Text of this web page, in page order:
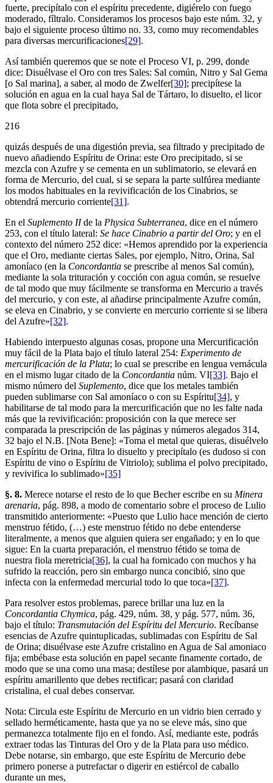
fuerte, precipítalo con el espíritu precedente, digiérelo con fuego
moderado, fíltralo. Consideramos los procesos bajo este núm. 32, y
bajo el siguiente proceso último no. 33, como muy recomendables
para diversas mercurificaciones[29].
Así también queremos que se note el Proceso VI, p. 299, donde
dice: Disuélvase el Oro con tres Sales: Sal común, Nitro y Sal Gema
[o Sal marina], a saber, al modo de Zwelfer[30]; precipítese la
solución en agua en la cual haya Sal de Tártaro, lo disuelto, el licor
que flota sobre el precipitado,
216
quizás después de una digestión previa, sea filtrado y precipitado de
nuevo añadiendo Espíritu de Orina: este Oro precipitado, si se
mezcla con Azufre y se cementa en un sublimatorio, se elevará en
forma de Mercurio, del cual, si se separa la parte sulfúrea mediante
los modos habituales en la revivificación de los Cinabrios, se
obtendrá mercurio corriente[31].
En el Suplemento IIde la Physica Subterranea, dice en el número
253, con el título lateral: Se hace Cinabrio a partir del Oro; y en el
contexto del número 252 dice: «Hemos aprendido por la experiencia
que el Oro, mediante ciertas Sales, por ejemplo, Nitro, Orina, Sal
amoníaco (en la Concordantia se prescribe al menos Sal común),
mediante la sola trituración y cocción con agua común, se resuelve
de tal modo que muy fácilmente se transforma en Mercurio a través
del mercurio, y con este, al añadirse principalmente Azufre común,
se eleva en Cinabrio, y se convierte en mercurio corriente si se libera
del Azufre»[32].
Habiendo interpuesto algunas cosas, propone una Mercurificación
muy fácil de la Plata bajo el título lateral 254: Experimento de
mercurificación de la Plata; lo cual se prescribe en lengua vernácula
en el mismo lugar citado de la Concordantia núm. VI[33]. Bajo el
mismo número del Suplemento, dice que los metales también
pueden sublimarse con Sal amoníaco o con su Espíritu[34], y
habilitarse de tal modo para la mercurificación que no les falte nada
más que la revivificación: proposición con la que merece ser
comparada la prescripción de las páginas y números alegados 314,
32 bajo el N.B. [Nota Bene]: «Toma el metal que quieras, disuélvelo
en Espíritu de Orina, filtra lo disuelto y precipítalo (es dudoso si con
Espíritu de vino o Espíritu de Vitriolo); sublima el polvo precipitado,
y revivifica lo sublimado»[35]
§. 8. Merece notarse el resto de lo que Becher escribe en su Minera
arenaria, pág. 898, a modo de comentario sobre el proceso de Lulio
transmitido anteriormente: «Puesto que Lulio hace mención de cierto
menstruo fétido, (…) este menstruo fétido no debe entenderse
literalmente, a menos que alguien quiera ser engañado; y en lo que
sigue: En la cuarta preparación, el menstruo fétido se toma de
nuestra fiola meretricia[36], la cual ha fornicado con muchos y ha
sufrido la reacción, pero sin embargo nunca concibió, sino que
infecta con la enfermedad mercurial todo lo que toca»[37].
Para resolver estos problemas, parece brillar una luz en la
Concordantia Chymica, pág. 429, núm. 38, y pág. 577, núm. 36,
bajo el título: Transmutación del Espíritu del Mercurio. Recíbanse
esencias de Azufre quintuplicadas, sublimadas con Espíritu de Sal
de Orina; disuélvase este Azufre cristalino en Agua de Sal amoniaco
fija; embébase esta solución en papel secante finamente cortado, de
modo que se una como una masa; destílese por alambique, pasará un
espíritu amarillento que debes rectificar; pasará con claridad
cristalina, el cual debes conservar.
Nota: Circula este Espíritu de Mercurio en un vidrio bien cerrado y
sellado herméticamente, hasta que ya no se eleve más, sino que
permanezca totalmente fijo en el fondo. Así, mediante este, podrás
extraer todas las Tinturas del Oro y de la Plata para uso médico.
Debe notarse, sin embargo, que este Espíritu de Mercurio debe
primero ponerse a putrefactar o digerir en estiércol de caballo
durante un mes,